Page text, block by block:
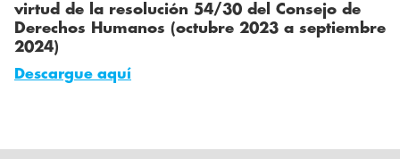
virtud de la resolución 54/30 del Consejo de
Derechos Humanos (octubre 2023 a septiembre
2024)
Descargue aquí